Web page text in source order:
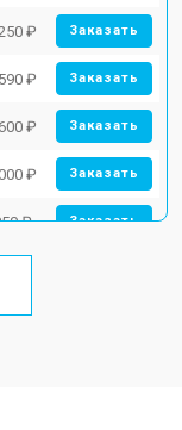
₽ Заказать
₽ Заказать
₽ Заказать
₽ Заказать
₽ Заказать
₽